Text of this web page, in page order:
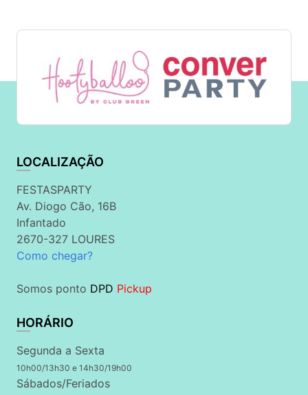
LOCALIZAÇÃO
FESTASPARTY
Av. Diogo Cão, 16B
Infantado
2670-327 LOURES
Como chegar?
Somos ponto DPD Pickup
HORÁRIO
Segunda a Sexta
10h00/13h30 e 14h30/19h00
Sábados/Feriados